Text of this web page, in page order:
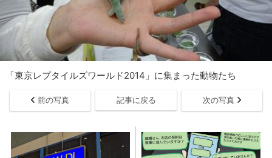
「東京レプタイルズワールド2014」に集まった動物たち
前の写真 記事に戻る 次の写真